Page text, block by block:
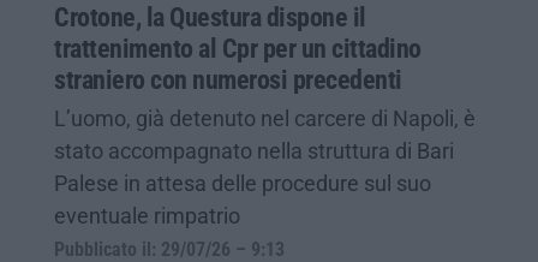
Crotone, la Questura dispone il
trattenimento al Cpr per un cittadino
straniero con numerosi precedenti
L’uomo, già detenuto nel carcere di Napoli, è
stato accompagnato nella struttura di Bari
Palese in attesa delle procedure sul suo
eventuale rimpatrio
Pubblicato il: 29/07/26 – 9:13